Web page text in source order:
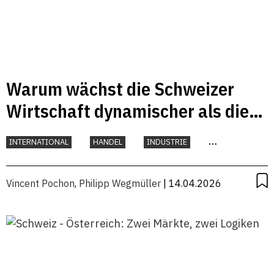
Warum wächst die Schweizer
Wirtschaft dynamischer als die
österreichische?
INTERNATIONAL HANDEL
INDUSTRIE
Vincent Pochon, Philipp Wegmüller | 14.04.2026